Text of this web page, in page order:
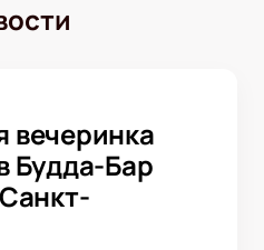
вечеринка
Будда-Бар